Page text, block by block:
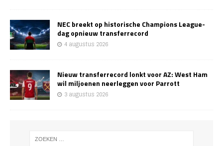
NEC breekt op historische Champions League-
dag opnieuw transferrecord
4 augustus 2026
Nieuw transferrecord lonkt voor AZ: West Ham
wil miljoenen neerleggen voor Parrott
3 augustus 2026